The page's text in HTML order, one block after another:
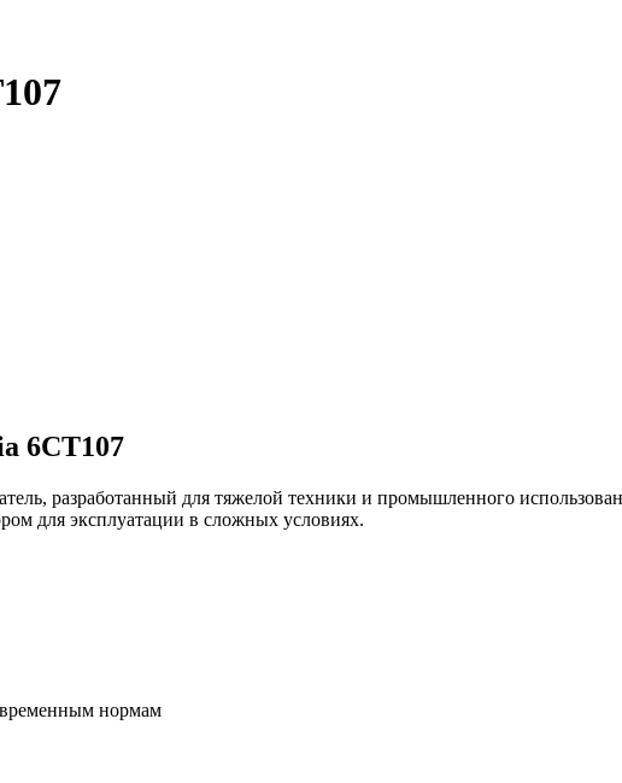
6CT107
разработанный для тяжелой техники и промышленного
для эксплуатации в сложных условиях.
нормам